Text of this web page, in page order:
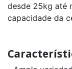
desde 25kg até
capacidade da